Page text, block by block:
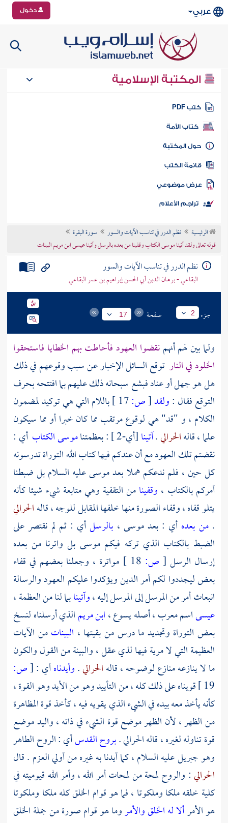
عربي دخول
المكتبة الإسلامية
كتب PDF
كتاب الأمة
المكتبة
الكتب
موضوعي
تراجم الأعلام
الرئيسية نظم الدرر في تناسب الآيات والسور
سورة البقرة
قوله تعالى ولقد آتينا موسى الكتاب وقفينا من بعده بالرسل وآتينا عيسى ابن مريم البينات
نظم الدرر في تناسب الآيات والسور
البقاعي - برهان الدين أبي الحسن إبراهيم بن عمر البقاعي
جزء 2 صفحة 17
ولما بين لهم أنهمنقضوا العهود فأحاطت بهم الخطايا فاستحقوا
الخلود في النار توقع السائل الإخبار عن سبب وقوعهم في ذلك
هل هو جهل أو عناد فبشع سبحانه ذلك عليهم بما افتتحه بحرف
التوقع فقال :ولقد[ص:
باللام التي هي توكيد لمضمون
الكلام ، و "قد" هي لوقوع مرتقب مما كان خبرا أو مما سيكون
علما ، قالهالحرالي.آتينا[أي-2 ] : بعظمتنا موسى الكتاب أي :
نقضتم تلك العهود مع أن عندكم فيها كتاب الله التوراة تدرسونه
كل حين ، فلم ندعكم هملا بعدموسىعليه السلام بل ضبطنا
أمركم بالكتاب ، وقفينامن التقفية وهي متابعة شيء شيئا كأنه
يتلو قفاه ، وقفاء الصورة منها خلفها المقابل للوجه ، قالهالحرالي
.من بعده أي : بعدموسى ، بالرسلأي : ثم لم نقتصر على
الضبط بالكتاب الذي تركه فيكمموسى بل واترنا من بعده
إرسال الرسل [ ص:
مواترة ، وجعلنا بعضهم في قفاء
بعض ليجددوا لكم أمر الدين ويؤكدوا عليكم العهود والرسالة
انبعاث أمر من المرسل إلى المرسل إليه ،وآتينابما لنا من العظمة ،
عيسىاسم معرب ، أصلهيسوع،ابن مريمالذي أرسلناه لنسخ
بعض التوراة وتجديد ما درس من بقيتها ، البيناتمن الآيات
العظيمة التي لا مرية فيها لذي عقل ، والبينة من القول والكون
ما لا ينازعه منازع لوضوحه ، قالهالحرالي.وأيدناهأي :[ص:
19 ] قويناه على ذلك كله ، من التأييد وهو من الأيد وهو القوة ،
كأنه يأخذ معه بيده في الشيء الذي يقويه فيه ، كأخذ قوة المظاهرة
من الظهر ، لأن الظهر موضع قوة الشيء في ذاته ، واليد موضع
قوة تناوله لغيره ، قاله الحرالي .بروح القدسأي : الروح الطاهر
وهوجبريلعليه السلام ، كما أيدنا به غيره من أولي العزم . قال
الحرالي: والروح لمحة من لمحات أمر الله ، وأمر الله قيوميته في
كلية خلقه ملكا وملكوتا ، فما هو قوام الخلق كله ملكا وملكوتا
هو الأمرألا له الخلق والأمروما هو قوام صورة من جملة الخلق